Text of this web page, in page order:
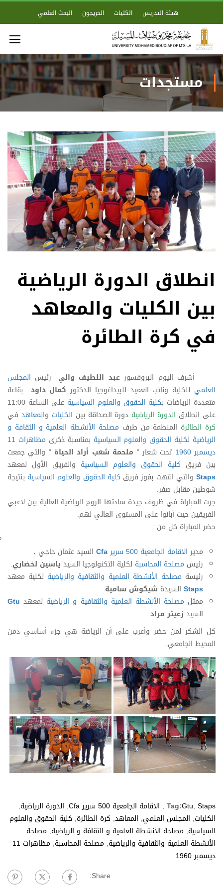
هيئة التدريس الكليات الخريجون البحث العلمي
مستجدات
انطلاق الدورة الرياضية
بين الكليات والمعاهد
في كرة الطائرة
أشرف اليوم البروفسورعبد اللطيف والي رئيس المجلس
العلمي للكلية ونائب العميد للبيداغوجيا الدكتور كمال داود بقاعة
متعددة الرياضات بكلية الحقوق والعلوم السياسية
على الساعة 11:00
على انطلاق الدورة الرياضية دورة الصداقة بين الكليات والمعاهد في
كرة الطائرة المنظمة من طرف مصلحة الأنشطة العلمية و الثقافة و
الرياضية لكلية الحقوق والعلوم السياسية بمناسبة ذكرى
مظاهرات 11
ديسمبر 1960
تحت شعار ” ملحمة شعب أراد الحياة ” والتي جمعت
بين فريق كلية الحقوق والعلوم السياسية والفريق الأول لمعهد
Stapsوالتي انتهت بفوز فريق كلية الحقوق والعلوم السياسية بنتيجة
شوطين مقابل صفر.
جرت المباراة في ظروف جيدة سادتها الروح الرياضية العالية بين لاعبي
الفريقين حيث أبانوا على المستوى العالي لهم.
حضر المباراة كل من :
مديرالاقامة الجامعية 500 سرير Cfa السيد عثمان حاجي .
رئيس مصلحة المحاسبة لكلية التكنولوجيا السيد ياسين لخضاري.
رئيسة مصلحة الأنشطة العلمية والثقافية والرياضية لكلية معهد
Staps السيدة شيكوش سامية.
ممثل مصلحة الأنشطة العلمية والثقافية و الرياضية لمعهد Gtu
السيد زعيتر مراد.
كل الشكر لمن حضر وأعرب على أن الرياضة هي جزء أساسي دمن
المحيط الجامعي.
Tag:Gtu, Staps
, الاقامة الجامعية 500 سرير Cfa , الدورة الرياضية,
الكليات, المجلس العلمي, المعاهد, كرة الطائرة, كلية الحقوق والعلوم
السياسية, مصلحة الأنشطة العلمية و الثقافة و الرياضية, مصلحة
الأنشطة العلمية والثقافية والرياضية, مصلحة المحاسبة,
مظاهرات 11
ديسمبر 1960
Share: